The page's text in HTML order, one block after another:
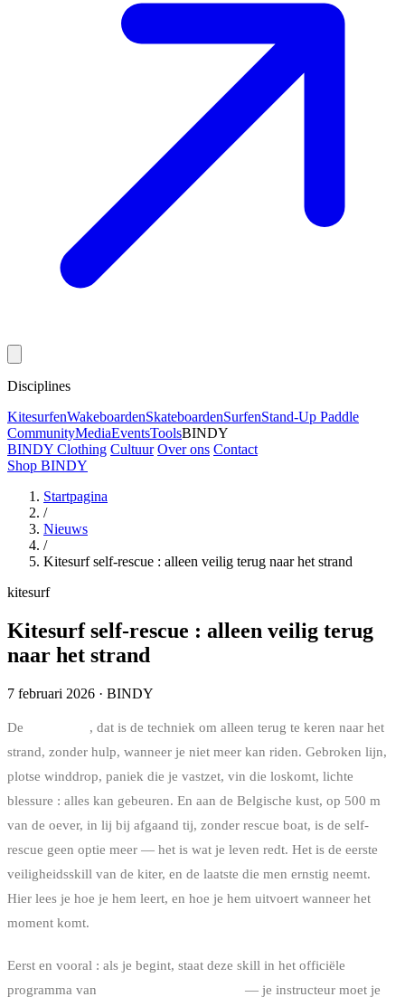
Disciplines
KitesurfenWakeboardenSkateboardenSurfenStand-Up Paddle
CommunityMediaEventsToolsBINDY
BINDY Clothing Cultuur Over ons Contact
Shop BINDY
Startpagina
/
Nieuws
/
Kitesurf self-rescue : alleen veilig terug naar het strand
kitesurf
Kitesurf self-rescue : alleen veilig terug
naar het strand
7 februari 2026 · BINDY
De
, dat is de techniek om alleen terug te keren naar het
strand, zonder hulp, wanneer je niet meer kan riden. Gebroken lijn,
plotse winddrop, paniek die je vastzet, vin die loskomt, lichte
blessure : alles kan gebeuren. En aan de Belgische kust, op 500 m
van de oever, in lij bij afgaand tij, zonder rescue boat, is de self-
rescue geen optie meer — het is wat je leven redt. Het is de eerste
veiligheidsskill van de kiter, en de laatste die men ernstig neemt.
Hier lees je hoe je hem leert, en hoe je hem uitvoert wanneer het
moment komt.
Eerst en vooral : als je begint, staat deze skill in het officiële
programma van
— je instructeur moet je